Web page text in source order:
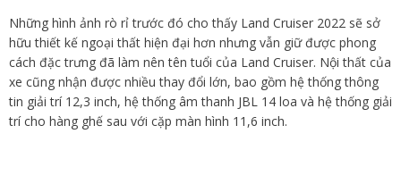
Những hình ảnh rò rỉ trước đó cho thấy Land Cruiser 2022 sẽ sở
hữu thiết kế ngoại thất hiện đại hơn nhưng vẫn giữ được phong
cách đặc trưng đã làm nên tên tuổi của Land Cruiser. Nội thất của
xe cũng nhận được nhiều thay đổi lớn, bao gồm hệ thống thông
tin giải trí 12,3 inch, hệ thống âm thanh JBL 14 loa và hệ thống giải
trí cho hàng ghế sau với cặp màn hình 11,6 inch.